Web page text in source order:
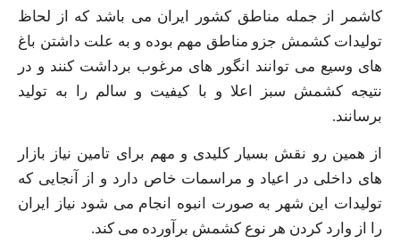
کاشمر از جمله مناطق کشور ایران می‌ باشد که از لحاظ
تولیدات کشمش جزو مناطق مهم بوده و به علت داشتن باغ‌
های وسیع می‌ توانند انگور های مرغوب برداشت کنند و در
نتیجه کشمش سبز اعلا و با کیفیت و سالم را به تولید
برسانند.
از همین رو نقش بسیار کلیدی و مهم برای تامین نیاز بازار
های داخلی در اعیاد و مراسمات خاص دارد و از آنجایی که
تولیدات این شهر به صورت انبوه انجام می‌ شود نیاز ایران
را از وارد کردن هر نوع کشمش برآورده می‌ کند.